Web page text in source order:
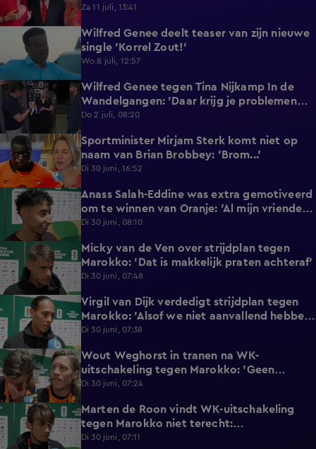
knoopje losdoen?'
Za 11 juli, 13:41
0:37
Wilfred Genee deelt teaser van zijn nieuwe
single 'Korrel Zout!'
Wo 8 juli, 12:57
6:55
Wilfred Genee tegen Tina Nijkamp In de
Wandelgangen: 'Daar krijg je problemen
mee!'
Do 2 juli, 08:20
1:18
Sportminister Mirjam Sterk komt niet op
naam van Brian Brobbey: 'Brom...'
Di 30 juni, 16:52
3:02
Anass Salah-Eddine was extra gemotiveerd
om te winnen van Oranje: 'Al mijn vrienden
zijn Nederlands!'
Di 30 juni, 08:10
1:44
Micky van de Ven over strijdplan tegen
Marokko: 'Dat is makkelijk praten achteraf'
Di 30 juni, 07:48
Virgil van Dijk verdedigt strijdplan tegen
Marokko: 'Alsof we niet aanvallend hebben
gedacht?'
Di 30 juni, 07:38
3:49
Wout Weghorst in tranen na WK-
uitschakeling tegen Marokko: 'Geen
moment rekening mee gehouden'
Di 30 juni, 07:24
3:26
Marten de Roon vindt WK-uitschakeling
tegen Marokko niet terecht:
'Gelijkwaardige pot'
Di 30 juni, 07:11